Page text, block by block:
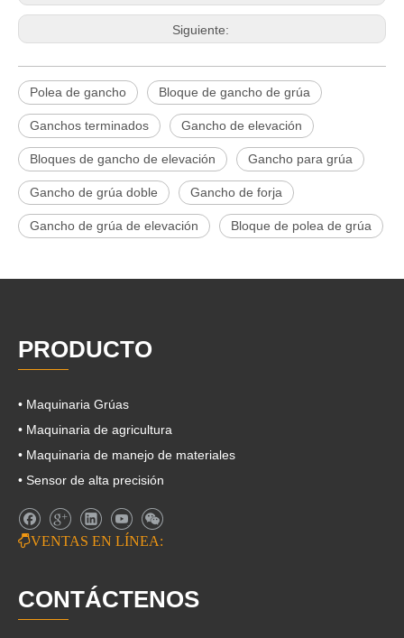
Siguiente:
Polea de gancho Bloque de gancho de grúa
Ganchos terminados Gancho de elevación
Bloques de gancho de elevación Gancho para grúa
Gancho de grúa doble Gancho de forja
Gancho de grúa de elevación Bloque de polea de grúa
PRODUCTO
• Maquinaria Grúas
• Maquinaria de agricultura
• Maquinaria de manejo de materiales
• Sensor de alta precisión
VENTAS EN LÍNEA:
CONTÁCTENOS